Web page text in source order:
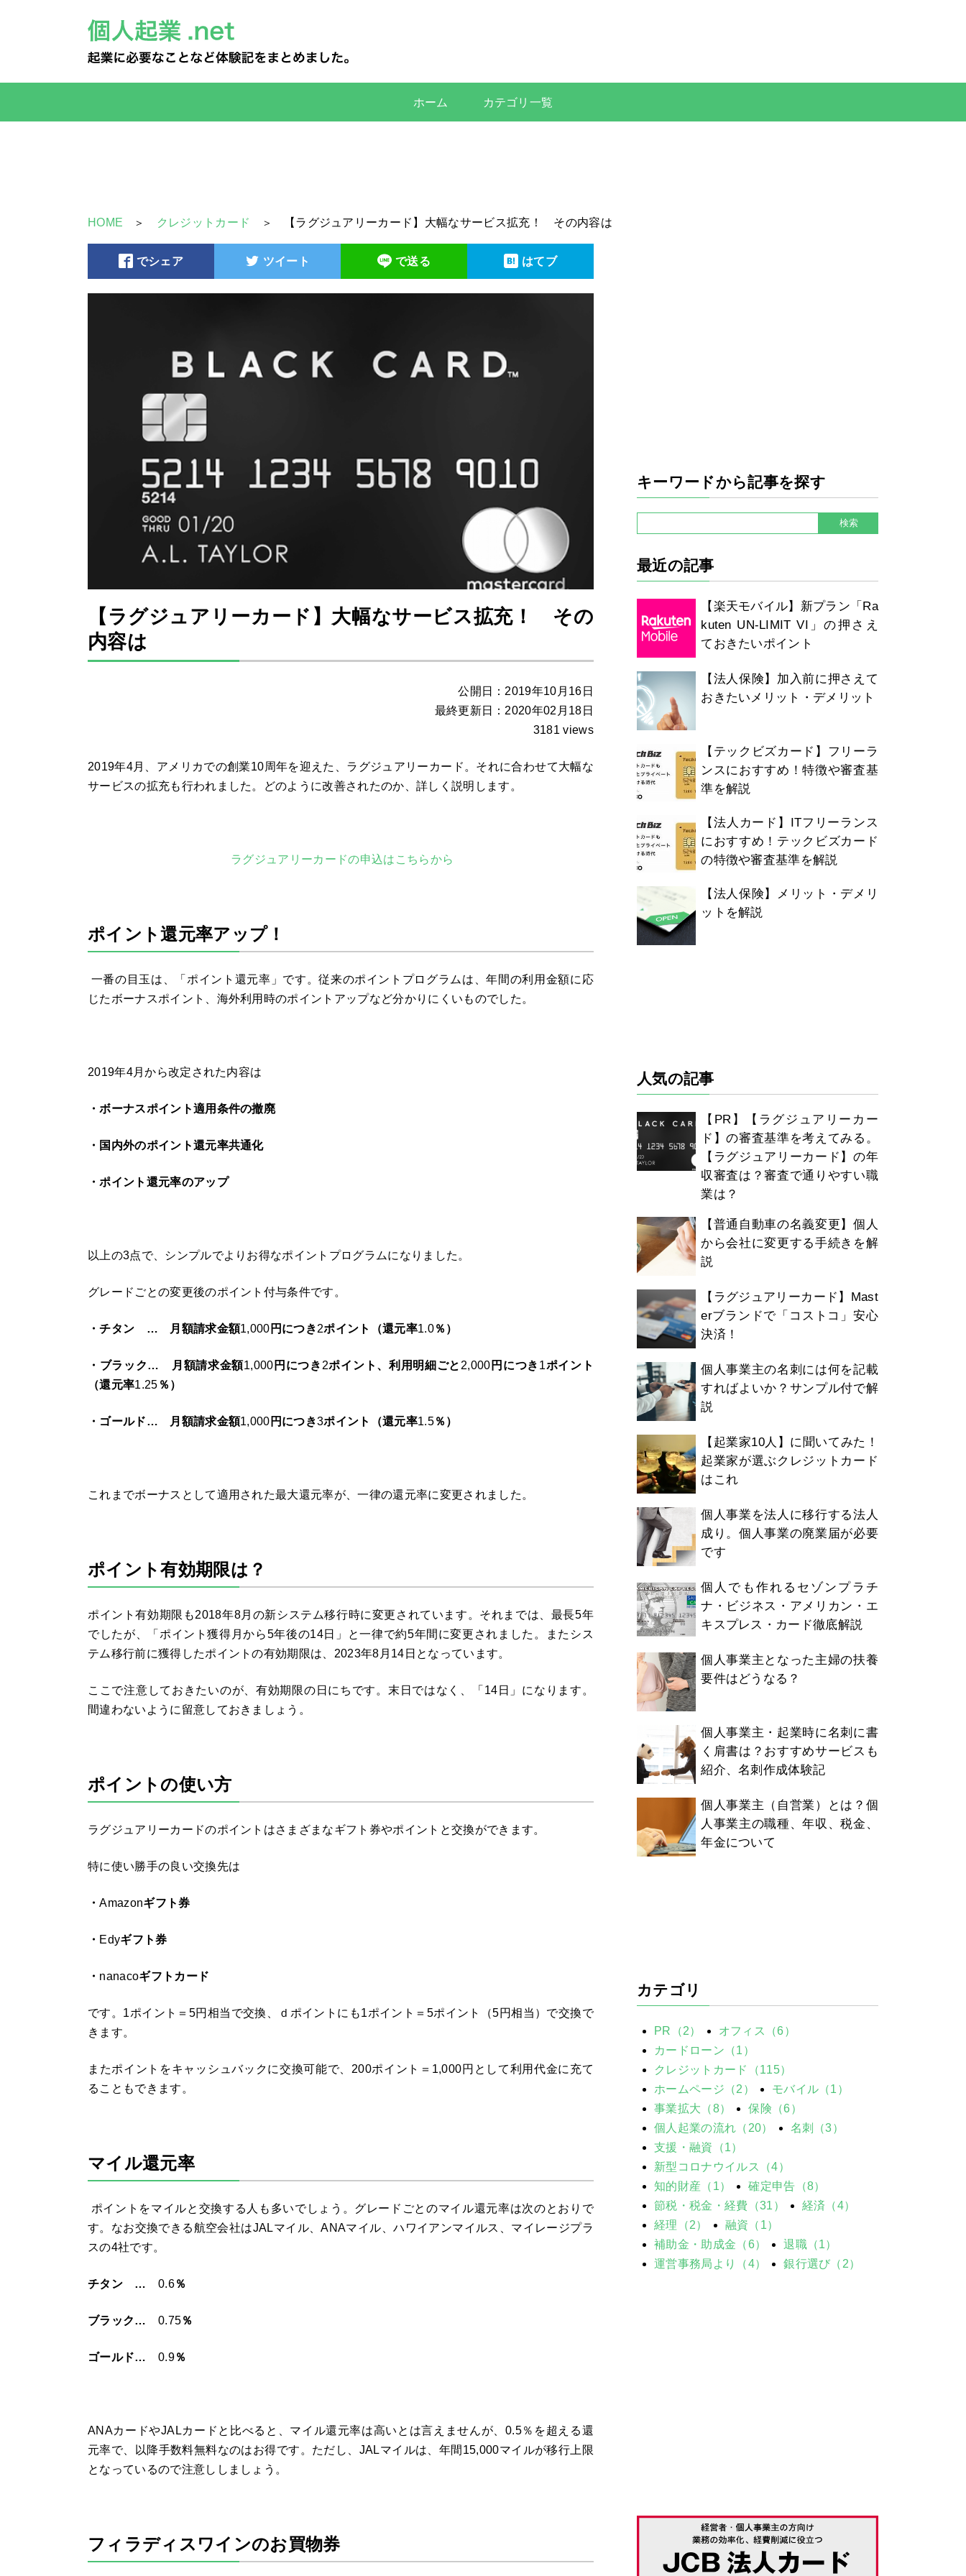
ホーム カテゴリ一覧
HOME クレジットカード 【ラグジュアリーカード】大幅なサービス拡充！ その内容は
でシェア ツイート で送る はてブ
【ラグジュアリーカード】大幅なサービス拡充！ その
内容は
公開日：2019年10月16日
最終更新日：2020年02月18日
3181 views
2019年4月、アメリカでの創業10周年を迎えた、ラグジュアリーカード。それに合わせて大幅な
サービスの拡充も行われました。どのように改善されたのか、詳しく説明します。
ラグジュアリーカードの申込はこちらから
ポイント還元率アップ！
一番の目玉は、「ポイント還元率」です。従来のポイントプログラムは、年間の利用金額に応
じたボーナスポイント、海外利用時のポイントアップなど分かりにくいものでした。
2019年4月から改定された内容は
・ボーナスポイント適用条件の撤廃
・国内外のポイント還元率共通化
・ポイント還元率のアップ
以上の3点で、シンプルでよりお得なポイントプログラムになりました。
グレードごとの変更後のポイント付与条件です。
・チタン … 月額請求金額1,000 円につき2ポイント（還元率1.0％）
・ブラック… 月額請求金額1,000 円につき 2ポイント、利用明細ごと 2,000 円につき 1ポイント
（還元率1.25 ％）
・ゴールド… 月額請求金額1,000 円につき3ポイント（還元率1.5％）
これまでボーナスとして適用された最大還元率が、一律の還元率に変更されました。
ポイント有効期限は？
ポイント有効期限も2018年8月の新システム移行時に変更されています。それまでは、最長5年
でしたが、「ポイント獲得月から5年後の14日」と一律で約5年間に変更されました。またシス
テム移行前に獲得したポイントの有効期限は、 2023年8 月 14 日となっています。
ここで注意しておきたいのが、有効期限の日にちです。末日ではなく、「 14 日」になります。
間違わないように留意しておきましょう。
ポイントの使い方
ラグジュアリーカードのポイントはさまざまなギフト券やポイントと交換ができます。
特に使い勝手の良い交換先は
・Amazonギフト券
・ Edyギフト券
・ nanacoギフトカード
です。 1ポイント＝ 5円相当で交換、ｄポイントにも1ポイント＝ 5ポイント（5円相当）で交換で
きます。
またポイントをキャッシュバックに交換可能で、 200ポイント＝ 1,000円として利用代金に充て
ることもできます。
マイル還元率
ポイントをマイルと交換する人も多いでしょう。グレードごとのマイル還元率は次のとおりで
す。なお交換できる航空会社はJALマイル、ANAマイル、ハワイアンマイルス、マイレージプラ
スの4社です。
チタン … 0.6％
ブラック… 0.75％
ゴールド… 0.9％
ANAカードやJALカードと比べると、マイル還元率は高いとは言えませんが、0.5％を超える還
元率で、以降手数料無料なのはお得です。ただし、 JALマイルは、年間 15,000マイルが移行上限
となっているので注意ししましょう。
フィラディスワインのお買物券
キーワードから記事を探す
最近の記事
【楽天モバイル】新プラン「Ra
kuten UN-LIMIT VI」の押さえ
ておきたいポイント
【法人保険】加入前に押さえて
おきたいメリット・デメリット
【テックビズカード】フリーラ
ンスにおすすめ！特徴や審査基
準を解説
【法人カード】ITフリーランス
におすすめ！テックビズカード
の特徴や審査基準を解説
【法人保険】メリット・デメリ
ットを解説
人気の記事
【PR】【ラグジュアリーカー
ド】の審査基準を考えてみる。
【ラグジュアリーカード】の年
収審査は？審査で通りやすい職
業は？
【普通自動車の名義変更】個人
から会社に変更する手続きを解
説
【ラグジュアリーカード】Mast
erブランドで「コストコ」安心
決済！
個人事業主の名刺には何を記載
すればよいか？サンプル付で解
説
【起業家10人】に聞いてみた！
起業家が選ぶクレジットカード
はこれ
個人事業を法人に移行する法人
成り。個人事業の廃業届が必要
です
個人でも作れるセゾンプラチ
ナ・ビジネス・アメリカン・エ
キスプレス・カード徹底解説
個人事業主となった主婦の扶養
要件はどうなる？
個人事業主・起業時に名刺に書
く肩書は？おすすめサービスも
紹介、名刺作成体験記
個人事業主（自営業）とは？個
人事業主の職種、年収、税金、
年金について
カテゴリ
PR（2）
オフィス（6）
カードローン（1）
クレジットカード（115）
ホームページ（2）
モバイル（1）
事業拡大（8）
保険（6）
個人起業の流れ（20）
名刺（3）
支援・融資（1）
新型コロナウイルス（4）
知的財産（1）
確定申告（8）
節税・税金・経費（31）
経済（4）
経理（2）
融資（1）
補助金・助成金（6）
退職（1）
運営事務局より（4）
銀行選び（2）